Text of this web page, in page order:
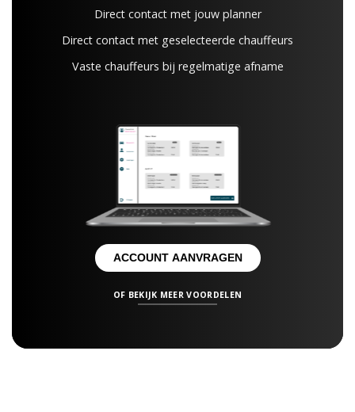
Direct contact met jouw planner
Direct contact met geselecteerde chauffeurs
Vaste chauffeurs bij regelmatige afname
ACCOUNT AANVRAGEN
OF BEKIJK MEER VOORDELEN